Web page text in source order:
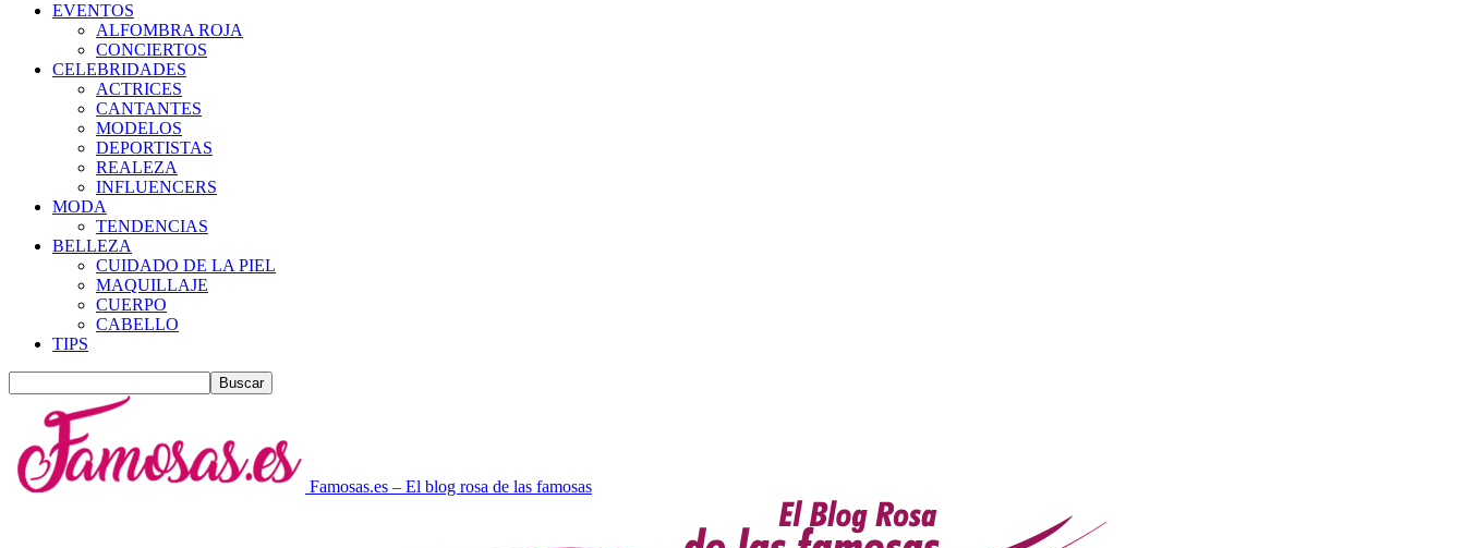
EVENTOS
ALFOMBRA ROJA
CONCIERTOS
CELEBRIDADES
ACTRICES
CANTANTES
MODELOS
DEPORTISTAS
REALEZA
INFLUENCERS
MODA
TENDENCIAS
BELLEZA
CUIDADO DE LA PIEL
MAQUILLAJE
CUERPO
CABELLO
TIPS
Famosas.es – El blog rosa de las famosas